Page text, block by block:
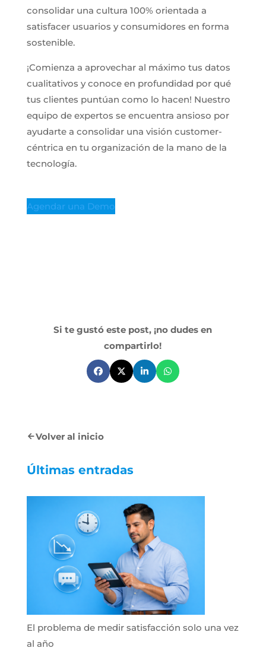
consolidar una cultura 100% orientada a
satisfacer usuarios y consumidores en forma
sostenible.
¡Comienza a aprovechar al máximo tus datos
cualitativos y conoce en profundidad por qué
tus clientes puntúan como lo hacen! Nuestro
equipo de expertos se encuentra ansioso por
ayudarte a consolidar una visión customer-
céntrica en tu organización de la mano de la
tecnología.
Agendar una Demo
Si te gustó este post, ¡no dudes en
compartirlo!
Volver al inicio
Últimas entradas
El problema de medir satisfacción solo una vez
al año